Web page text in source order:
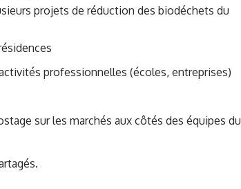
projets de réduction des biodéchets du
professionnelles (écoles, entreprises)
sur les marchés aux côtés des équipes du